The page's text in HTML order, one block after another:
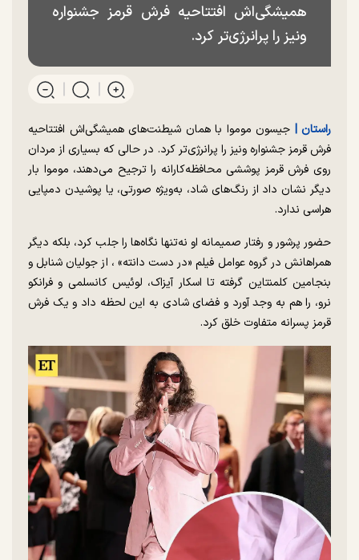
همیشگی‌اش افتتاحیه فرش قرمز جشنواره
ونیز را پرانرژی‌تر کرد.
راستان | جیسون موموا با همان شیطنت‌های همیشگی‌اش افتتاحیه
فرش قرمز جشنواره ونیز را پرانرژی‌تر کرد. در حالی که بسیاری از مردان
روی فرش قرمز پوششی محافظه‌کارانه را ترجیح می‌دهند، موموا بار
دیگر نشان داد از رنگ‌های شاد، به‌ویژه صورتی، یا پوشیدن دمپایی
هراسی ندارد.
حضور پرشور و رفتار صمیمانه او نه‌تنها نگاه‌ها را جلب کرد، بلکه دیگر
همراهانش در گروه عوامل فیلم «در دست دانته» ، از جولیان شنابل و
بنجامین کلمنتاین گرفته تا اسکار آیزاک، لوئیس کانسلمی و فرانکو
نرو، را هم به وجد آورد و فضای شادی به این لحظه داد و یک فرش
قرمز پسرانه متفاوت خلق کرد.